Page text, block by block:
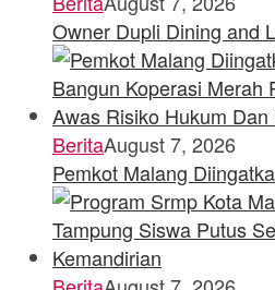
Owner Dupli Dining and
BeritaAugust 7, 2026
Pemkot Malang